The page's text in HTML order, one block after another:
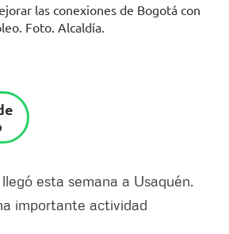
las conexiones de Bogotá con
Foto. Alcaldía.
esta semana a Usaquén.
importante actividad